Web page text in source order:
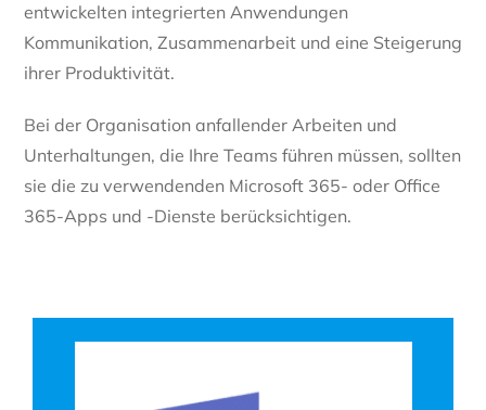
entwickelten integrierten Anwendungen
Kommunikation, Zusammenarbeit und eine Steigerung
ihrer Produktivität.
Bei der Organisation anfallender Arbeiten und
Unterhaltungen, die Ihre Teams führen müssen, sollten
sie die zu verwendenden Microsoft 365- oder Office
365-Apps und -Dienste berücksichtigen.